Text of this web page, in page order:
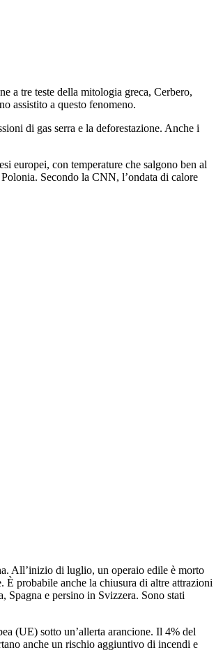
a tre teste della mitologia greca, Cerbero,
assistito a questo fenomeno.
di gas serra e la deforestazione. Anche i
europei, con temperature che salgono ben al
Secondo la CNN, l’ondata di calore
All’inizio di luglio, un operaio edile è morto
È probabile anche la chiusura di altre attrazioni
Spagna e persino in Svizzera. Sono stati
(UE) sotto un’allerta arancione. Il 4% del
anche un rischio aggiuntivo di incendi e